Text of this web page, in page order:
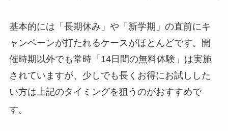
基本的には「長期休み」や「新学期」の直前にキ
ャンペーンが打たれるケースがほとんどです。開
催時期以外でも常時「14日間の無料体験」は実施
されていますが、少しでも長くお得にお試しした
い方は上記のタイミングを狙うのがおすすめで
す。